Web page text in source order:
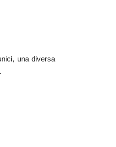
una diversa